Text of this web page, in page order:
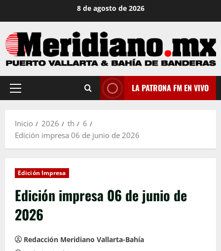
contenido
8 de agosto de 2026
Menú
LA PATRONA FM EN VIVO
Inicio 2026 th
6
Edición impresa 06 de junio de 2026
Edición Impresa
Edición impresa 06 de junio de
2026
Redacción Meridiano Vallarta-Bahía